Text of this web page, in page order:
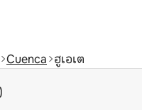
Cuenca ฮูเอเต